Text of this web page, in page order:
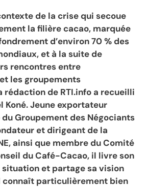
de la crise qui secoue
la filière cacao, marquée
d’environ 70 % des
et à la suite de
rencontres entre
les groupements
rédaction de RTI.info a recueilli
Koné. Jeune exportateur
Groupement des Négociants
et dirigeant de la
ainsi que membre du Comité
du Café-Cacao, il livre son
et partage sa vision
connaît particulièrement bien